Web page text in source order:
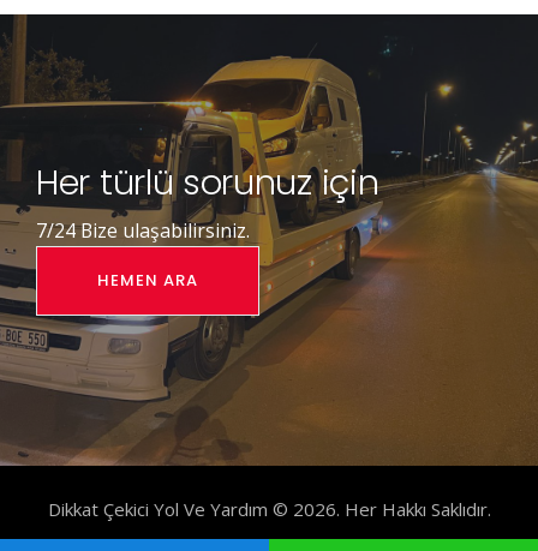
Her türlü sorunuz için
7/24 Bize ulaşabilirsiniz.
HEMEN ARA
Dikkat Çekici Yol Ve Yardım © 2026. Her Hakkı Saklıdır.